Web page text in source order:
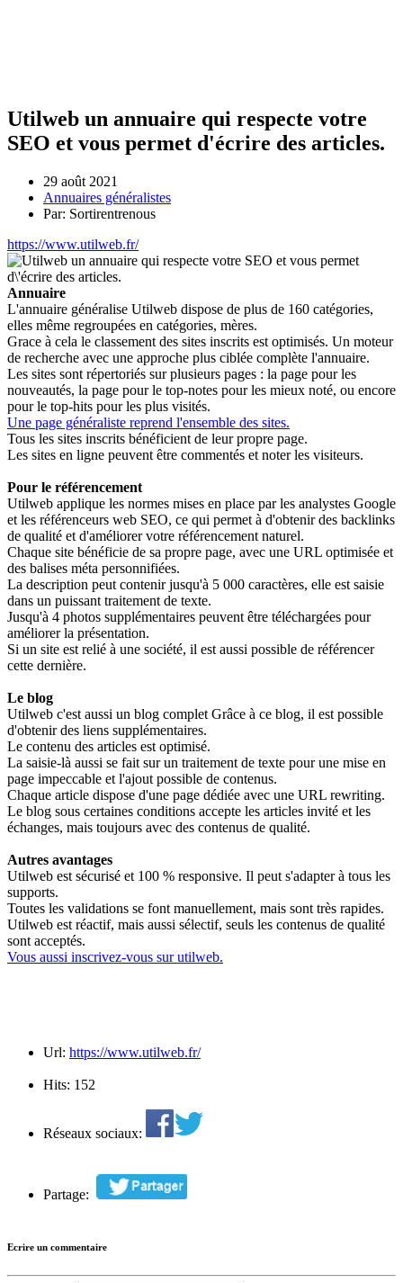
Utilweb un annuaire qui respecte votre
SEO et vous permet d'écrire des articles.
29 août 2021
Annuaires généralistes
Par: Sortirentrenous
https://www.utilweb.fr/
Annuaire
L'annuaire généralise Utilweb dispose de plus de 160 catégories,
elles même regroupées en catégories, mères.
Grace à cela le classement des sites inscrits est optimisés. Un moteur
de recherche avec une approche plus ciblée complète l'annuaire.
Les sites sont répertoriés sur plusieurs pages : la page pour les
nouveautés, la page pour le top-notes pour les mieux noté, ou encore
pour le top-hits pour les plus visités.
Une page généraliste reprend l'ensemble des sites.
Tous les sites inscrits bénéficient de leur propre page.
Les sites en ligne peuvent être commentés et noter les visiteurs.
Pour le référencement
Utilweb applique les normes mises en place par les analystes Google
et les référenceurs web SEO, ce qui permet à d'obtenir des backlinks
de qualité et d'améliorer votre référencement naturel.
Chaque site bénéficie de sa propre page, avec une URL optimisée et
des balises méta personnifiées.
La description peut contenir jusqu'à 5 000 caractères, elle est saisie
dans un puissant traitement de texte.
Jusqu'à 4 photos supplémentaires peuvent être téléchargées pour
améliorer la présentation.
Si un site est relié à une société, il est aussi possible de référencer
cette dernière.
Le blog
Utilweb c'est aussi un blog complet Grâce à ce blog, il est possible
d'obtenir des liens supplémentaires.
Le contenu des articles est optimisé.
La saisie-là aussi se fait sur un traitement de texte pour une mise en
page impeccable et l'ajout possible de contenus.
Chaque article dispose d'une page dédiée avec une URL rewriting.
Le blog sous certaines conditions accepte les articles invité et les
échanges, mais toujours avec des contenus de qualité.
Autres avantages
Utilweb est sécurisé et 100 % responsive. Il peut s'adapter à tous les
supports.
Toutes les validations se font manuellement, mais sont très rapides.
Utilweb est réactif, mais aussi sélectif, seuls les contenus de qualité
sont acceptés.
Vous aussi inscrivez-vous sur utilweb.
Url: https://www.utilweb.fr/
Hits: 152
Réseaux sociaux:
Partage:
Ecrire un commentaire